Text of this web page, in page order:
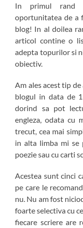
In primul rand
oportunitatea de a
blog! In al doilea
articol contine o
adepta topurilor si
obiectiv.
Am ales acest tip
blogul in data de
dorind sa pot
engleza, odata cu
trecut, cea mai
in alta limba mi se
poezie sau cu carti
Acestea sunt cinci
pe care le
nu. Nu am fost
foarte selectiva cu
fiecare scriere are